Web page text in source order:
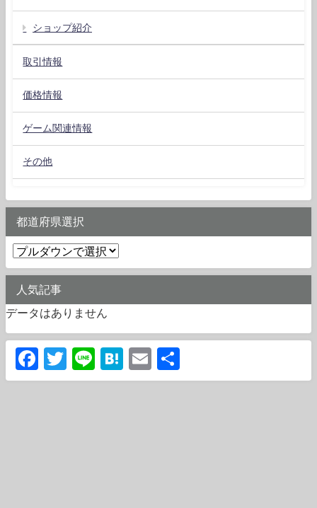
ショップ紹介
取引情報
価格情報
ゲーム関連情報
その他
都道府県選択
人気記事
データはありません
Facebook
Twitter
LineHatena
Email
有